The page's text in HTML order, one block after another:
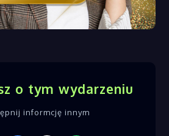
o tym wydarzeniu
informcję innym